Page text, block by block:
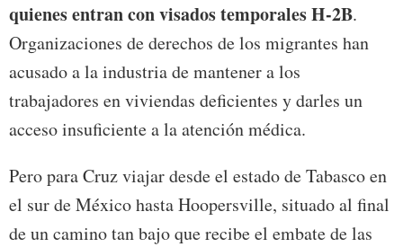
quienes entran con visados temporales H-2B.
Organizaciones de derechos de los migrantes han
acusado a la industria de mantener a los
trabajadores en viviendas deficientes y darles un
acceso insuficiente a la atención médica.
Pero para Cruz viajar desde el estado de Tabasco en
el sur de México hasta Hoopersville, situado al final
de un camino tan bajo que recibe el embate de las